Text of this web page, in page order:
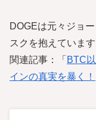
DOGEは元々ジョ
スクを抱えています
関連記事：「 BTC
インの真実を暴く！